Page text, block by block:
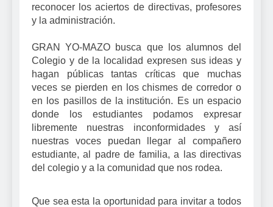
reconocer los aciertos de directivas, profesores
y la administración.
GRAN YO-MAZO busca que los alumnos del
Colegio y de la localidad expresen sus ideas y
hagan públicas tantas críticas que muchas
veces se pierden en los chismes de corredor o
en los pasillos de la institución. Es un espacio
donde los estudiantes podamos expresar
libremente nuestras inconformidades y así
nuestras voces puedan llegar al compañero
estudiante, al padre de familia, a las directivas
del colegio y a la comunidad que nos rodea.
Que sea esta la oportunidad para invitar a todos